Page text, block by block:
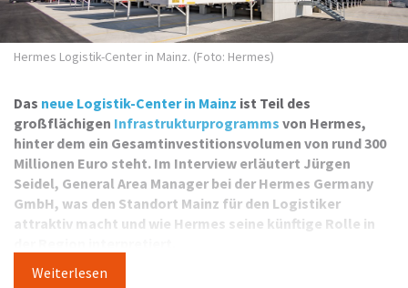
Hermes Logistik-Center in Mainz. (Foto: Hermes)
Das neue Logistik-Center in Mainz ist Teil des
großflächigen Infrastrukturprogramms von Hermes,
hinter dem ein Gesamtinvestitionsvolumen von rund 300
Millionen Euro steht. Im Interview erläutert Jürgen
Seidel, General Area Manager bei der Hermes Germany
GmbH, was den Standort Mainz für den Logistiker
attraktiv macht und wie Hermes seine künftige Rolle in
Weiterlesen